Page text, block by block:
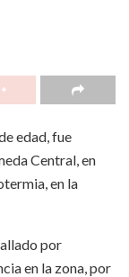
edad, fue
Central, en
en la
por
en la zona, por